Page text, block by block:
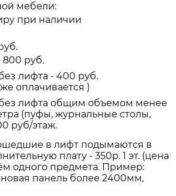
мебели:
при наличии
800 руб.
лифта - 400 руб.
же оплачивается )
лифта общим объемом менее
(пуфы, журнальные столы,
руб/этаж.
в лифт подымаются в
плату - 350р. 1 эт. (цена
одного предмета. Пример:
панель более 2400мм,